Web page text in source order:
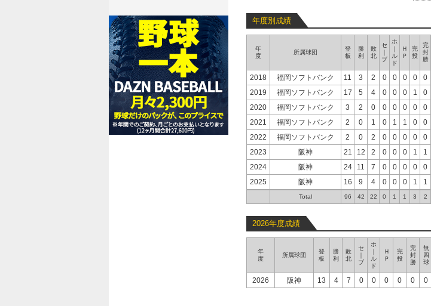
年度別成績
年
度
所属球団
登
板
勝
利
敗
北
セ
｜
ブ
ホ
｜
ル
ド
Ｈ
Ｐ
完
投
完
封
勝
2018 福岡ソフトバンク 11 3 2 0 0 0 0 0
2019
福岡ソフトバンク 17 5 4 0 0 0 1 0
2020
福岡ソフトバンク 3 2 0 0 0 0 0 0
2021
福岡ソフトバンク 2 0 1 0 1 1 0 0
2022
福岡ソフトバンク 2 0 2 0 0 0 0 0
2023
阪神 21 12 2 0 0 0 1 1
2024
阪神 24 11 7 0 0 0 0 0
2025
阪神 16 9 4 0 0 0 1 1
Total 96 42 22 0 1 1 3 2
2026年度成績
年
度
所属球団
登
板
勝
利
敗
北
セ
｜
ブ
ホ
｜
ル
ド
Ｈ
Ｐ
完
投
完
封
勝
無
四
球
2026 阪神 13 4 7 0 0 0 0 0 0